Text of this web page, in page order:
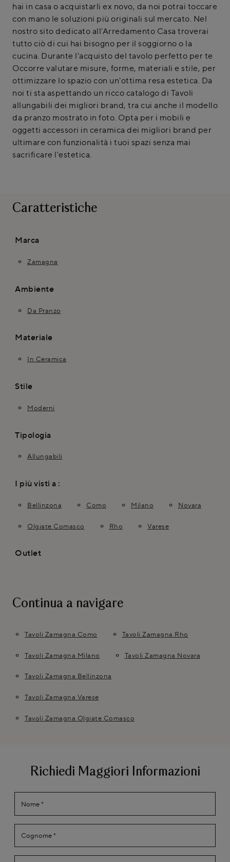
hai in casa o acquistarli ex novo, da noi potrai toccare
con mano le soluzioni più originali sul mercato. Nel
nostro sito dedicato all'Arredamento Casa troverai
tutto ciò di cui hai bisogno per il soggiorno o la
cucina. Durante l'acquisto del tavolo perfetto per te
Occorre valutare misure, forme, materiali e stile, per
ottimizzare lo spazio con un'ottima resa estetica. Da
noi ti sta aspettando un ricco catalogo di Tavoli
allungabili dei migliori brand, tra cui anche il modello
da pranzo mostrato in foto. Opta per i mobili e
oggetti accessori in ceramica dei migliori brand per
ultimare con funzionalità i tuoi spazi senza mai
sacrificare l'estetica.
Caratteristiche
Marca
Zamagna
Ambiente
Da Pranzo
Materiale
In Ceramica
Stile
Moderni
Tipologia
Allungabili
I più visti a :
Bellinzona Como Milano Novara
Olgiate Comasco Rho Varese
Outlet
Continua a navigare
Tavoli Zamagna Como Tavoli Zamagna Rho
Tavoli Zamagna Milano Tavoli Zamagna Novara
Tavoli Zamagna Bellinzona
Tavoli Zamagna Varese
Tavoli Zamagna Olgiate Comasco
Richiedi Maggiori Informazioni